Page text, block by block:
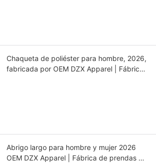
Chaqueta de poliéster para hombre, 2026,
fabricada por OEM DZX Apparel | Fábrica
Abrigo largo para hombre y mujer 2026
OEM DZX Apparel | Fábrica de prendas de